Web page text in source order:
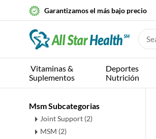
Garantizamos el más bajo precio
Vitaminas &
Suplementos
Deportes
Nutrición
Msm Subcategorias
Joint Support (2)
MSM (2)